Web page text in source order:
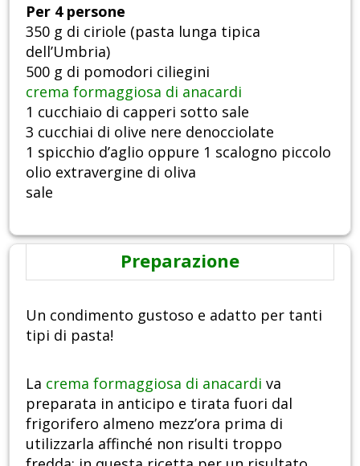
Per 4 persone
350 g di ciriole (pasta lunga tipica
dell’Umbria)
500 g di pomodori ciliegini
crema formaggiosa di anacardi
1 cucchiaio di capperi sotto sale
3 cucchiai di olive nere denocciolate
1 spicchio d’aglio oppure 1 scalogno piccolo
olio extravergine di oliva
sale
Preparazione
Un condimento gustoso e adatto per tanti
tipi di pasta!
La crema formaggiosa di anacardi va
preparata in anticipo e tirata fuori dal
frigorifero almeno mezz’ora prima di
utilizzarla affinché non risulti troppo